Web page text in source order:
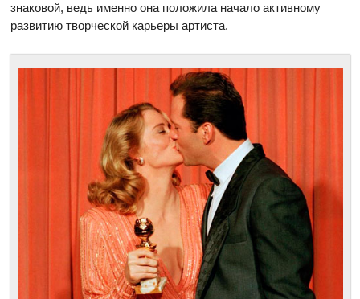
знаковой, ведь именно она положила начало активному
развитию творческой карьеры артиста.